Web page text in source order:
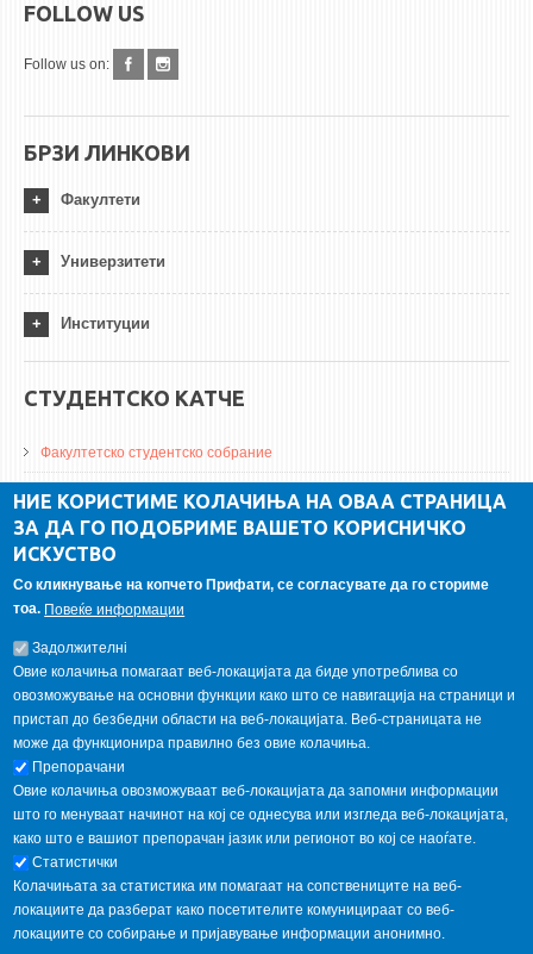
FOLLOW US
Follow us on:
БРЗИ ЛИНКОВИ
Факултети
Универзитети
Институции
СТУДЕНТСКО КАТЧЕ
Факултетско студентско собрание
ДА Винчи магазин
Алумни асоцијација
ГАЛЕРИЈА
НИЕ КОРИСТИМЕ КОЛАЧИЊА НА ОВАА СТРАНИЦА
ЗА ДА ГО ПОДОБРИМЕ ВАШЕТО КОРИСНИЧКО
ИСКУСТВО
Со кликнување на копчето Прифати, се согласувате да го сториме
тоа. Повеќе информации
Задолжителнi
Овие колачиња помагаат веб-локацијата да биде употреблива со
овозможување на основни функции како што се навигација на страници и
пристап до безбедни области на веб-локацијата. Веб-страницата не
може да функционира правилно без овие колачиња.
Препорачани
Овие колачиња овозможуваат веб-локацијата да запомни информации
што го менуваат начинот на кој се однесува или изгледа веб-локацијата,
како што е вашиот препорачан јазик или регионот во кој се наоѓате.
Статистички
Колачињата за статистика им помагаат на сопствениците на веб-
локациите да разберат како посетителите комуницираат со веб-
локациите со собирање и пријавување информации анонимно.